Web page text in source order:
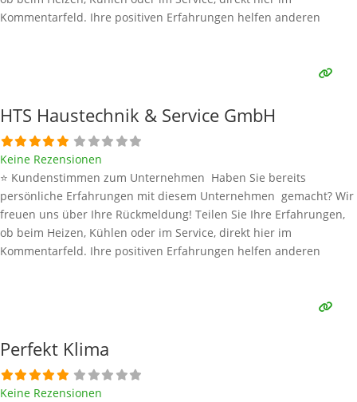
Kommentarfeld. Ihre positiven Erfahrungen helfen anderen
HTS Haustechnik & Service GmbH
Keine Rezensionen
⭐ Kundenstimmen zum Unternehmen Haben Sie bereits
persönliche Erfahrungen mit diesem Unternehmen gemacht? Wir
freuen uns über Ihre Rückmeldung! Teilen Sie Ihre Erfahrungen,
ob beim Heizen, Kühlen oder im Service, direkt hier im
Kommentarfeld. Ihre positiven Erfahrungen helfen anderen
Perfekt Klima
Keine Rezensionen